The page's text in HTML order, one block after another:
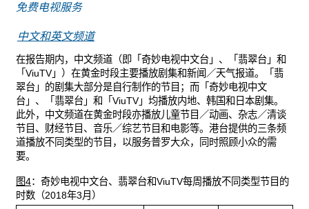
免费电视服务
中文和英文频道
在报告期内，中文频道（即「奇妙电视中文台」、「翡翠台」和
「ViuTV」）在黄金时段主要播放剧集和新闻／天气报道。「翡
翠台」的剧集大部分是自行制作的节目；而「奇妙电视中文
台」、「翡翠台」和「ViuTV」均播放内地、韩国和日本剧集。
此外，中文频道在黄金时段亦播放儿童节目／动画、杂志／清谈
节目、财经节目、音乐／综艺节目和电影等。港台提供的三条频
道播放不同类型的节目，以服务普罗大众，同时照顾小众的需
要。
图4：奇妙电视中文台、翡翠台和ViuTV每周播放不同类型节目的
时数（2018年3月）